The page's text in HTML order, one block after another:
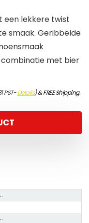
een lekkere twist
smaak. Geribbelde
combinatie met bier
PST-Details)&FREE Shipping.